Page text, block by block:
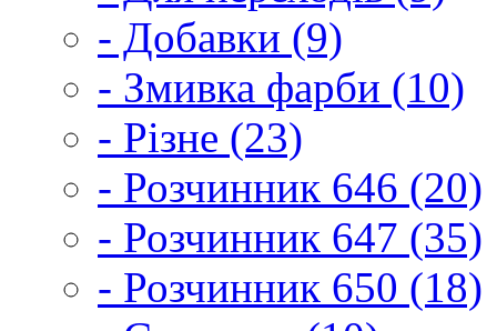
- Добавки (9)
- Змивка фарби (10)
- Різне (23)
- Розчинник 646 (20)
- Розчинник 647 (35)
- Розчинник 650 (18)